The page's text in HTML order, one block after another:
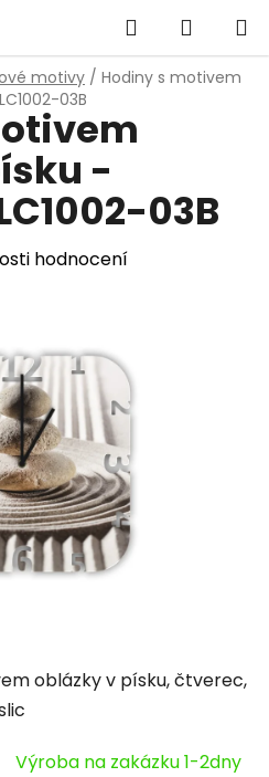
Hledat
KOŠÍK
motivy / Hodiny s motivem
03B
oblázky v písku, čtverec,
Výroba na zakázku 1-2dny
-
03B
hodnocení